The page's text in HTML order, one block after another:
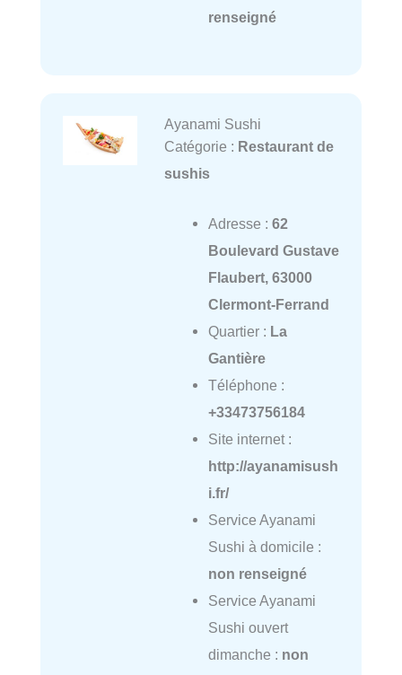
renseigné
Ayanami Sushi
Catégorie : Restaurant de
sushis
Adresse : 62
Boulevard Gustave
Flaubert, 63000
Clermont-Ferrand
Quartier : La
Gantière
Téléphone :
+33473756184
Site internet :
http://ayanamisush
i.fr/
Service Ayanami
Sushi à domicile :
non renseigné
Service Ayanami
Sushi ouvert
dimanche : non